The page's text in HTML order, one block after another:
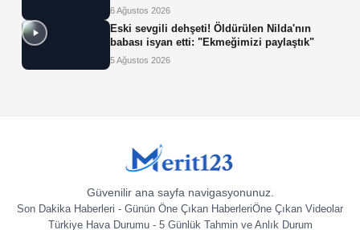
6 Ağustos 2026
Eski sevgili dehşeti! Öldürülen Nilda'nın
babası isyan etti: "Ekmeğimizi paylaştık"
5 Ağustos 2026
Güvenilir ana sayfa navigasyonunuz.
Son Dakika Haberleri - Günün Öne Çıkan HaberleriÖne Çıkan Videolar
Türkiye Hava Durumu - 5 Günlük Tahmin ve Anlık Durum